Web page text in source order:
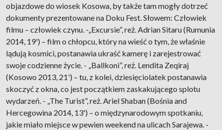
objazdowe do wiosek Kosowa, by także tam mogły dotrzeć
dokumenty prezentowane na Doku Fest. Słowem: Człowiek
filmu – człowiek czynu. -„Excursie”, reż. Adrian Sitaru (Rumunia
2014, 19') – film o chłopcu, który na wieść o tym, że właśnie
lądują kosmici, postanawia ukraść kamerę i zarejestrować
swoje codzienne życie. - „Ballkoni”, reż. Lendita Zeqiraj
(Kosowo 2013, 21') – tu, z kolei, dziesięciolatek postanawia
skoczyć z okna, co jest początkiem zaskakującego splotu
wydarzeń. - „The Turist”, reż. Ariel Shaban (Bośnia and
Hercegowina 2014, 13') – o międzynarodowym spotkaniu,
jakie miało miejsce w pewien weekend na ulicach Sarajewa. -